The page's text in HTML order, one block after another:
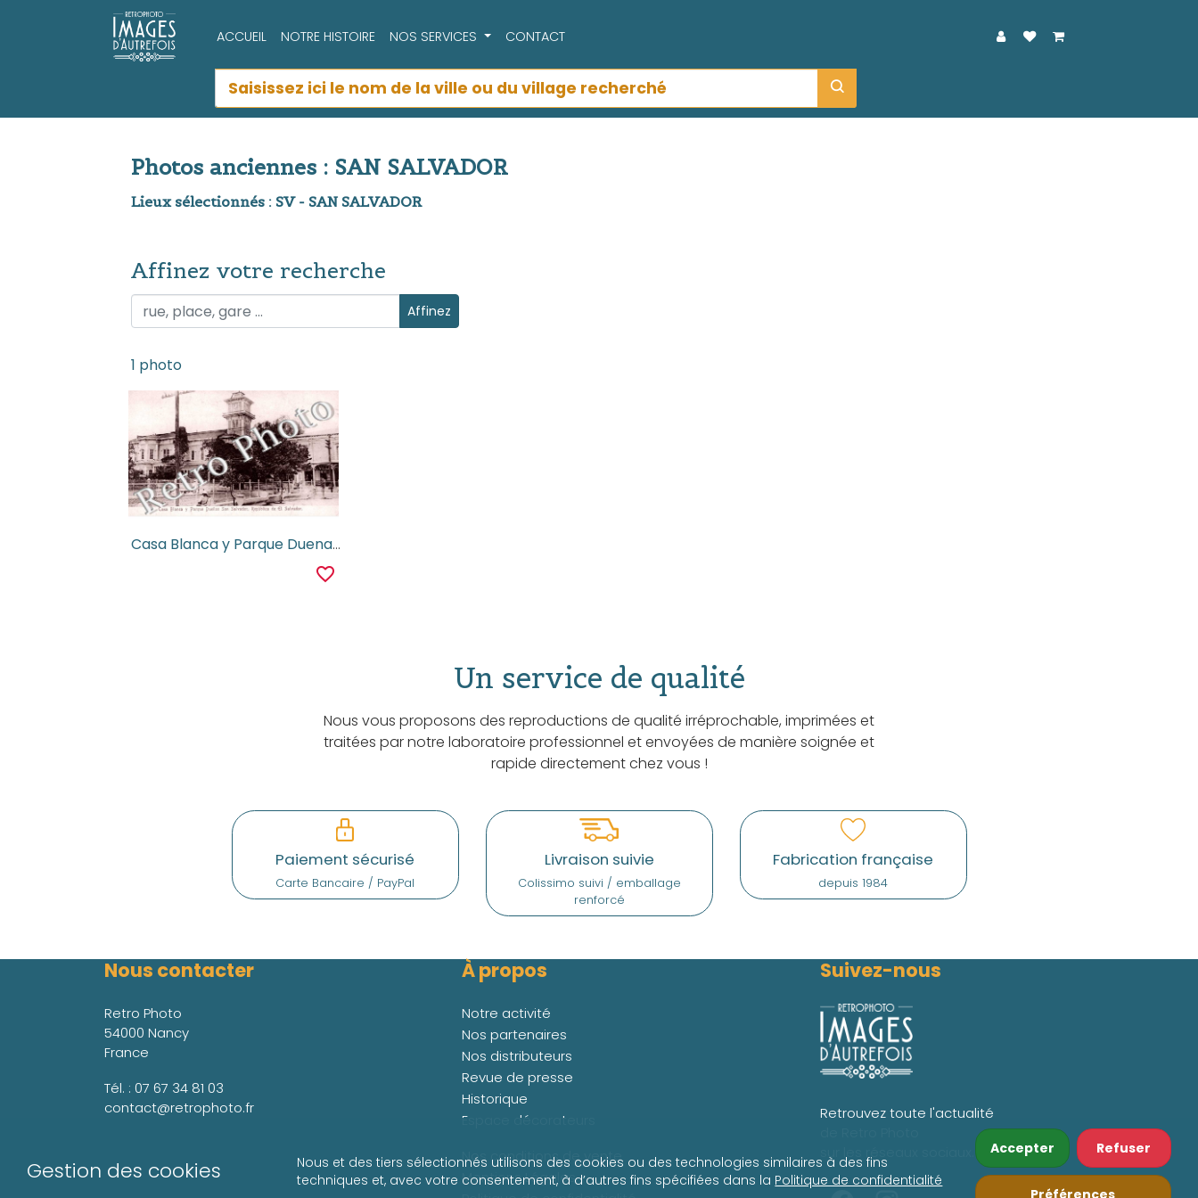
ACCUEIL NOTRE HISTOIRE NOS SERVICES CONTACT
Gestion des cookies
Nous et des tiers sélectionnés utilisons des cookies ou des technologies similaires à des fins
techniques et, avec votre consentement, à d’autres fins spécifiées dans la Politique de confidentialité
Accepter Refuser
Préférences
Photos anciennes : SAN SALVADOR
Lieux sélectionnés : SV - SAN SALVADOR
Affinez votre recherche
Affinez votre recherche Affinez
1 photo
Casa Blanca y Parque Duenas san salvador
favorite_border
Un service de qualité
Nous vous proposons des reproductions de qualité irréprochable, imprimées et
traitées par notre laboratoire professionnel et envoyées de manière soignée et
rapide directement chez vous !
Paiement sécurisé
Carte Bancaire / PayPal
Livraison suivie
Colissimo suivi / emballage
renforcé
Fabrication française
depuis 1984
Nous contacter
Retro Photo
54000 Nancy
France
Tél. : 07 67 34 81 03
contact@retrophoto.fr
À propos
Notre activité
Nos partenaires
Nos distributeurs
Revue de presse
Historique
Espace décorateurs
Nos conditions de vente
Mentions Légales
Suivez-nous
Retrouvez toute l'actualité